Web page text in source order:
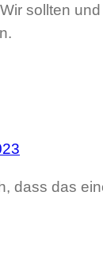
sollten
dass das